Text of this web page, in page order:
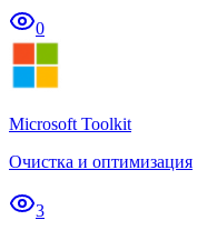
0
Microsoft Toolkit
Очистка и оптимизация
3